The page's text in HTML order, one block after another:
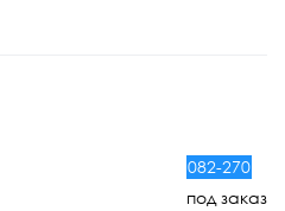
082-270
под заказ